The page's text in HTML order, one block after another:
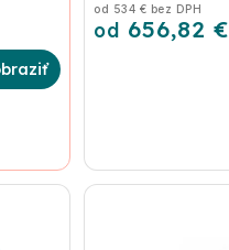
od 534 € bez DPH
od 656,82 €